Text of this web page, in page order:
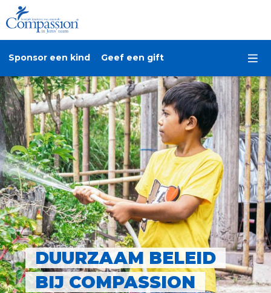
Sponsor een kind Geef een gift
DUURZAAM BELEID
BIJ COMPASSION